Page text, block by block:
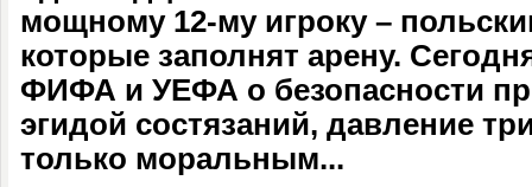
мощному 12-му игроку –
которые заполнят арену.
ФИФА и УЕФА о безопасности
эгидой состязаний, давление
только моральным...